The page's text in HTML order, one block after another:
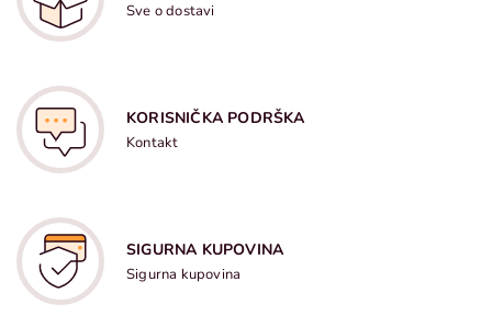
Sve o dostavi
KORISNIČKA PODRŠKA
Kontakt
SIGURNA KUPOVINA
Sigurna kupovina